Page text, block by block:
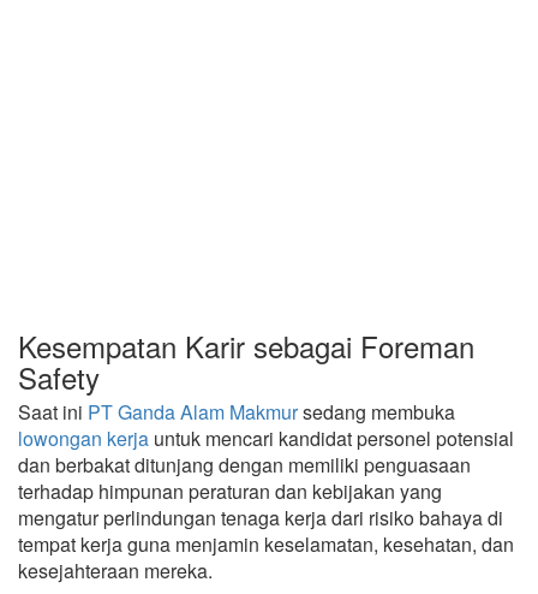
Kesempatan Karir sebagai Foreman
Safety
Saat ini PT Ganda Alam Makmursedang membuka
lowongan kerja untuk mencari kandidat personel potensial
dan berbakat ditunjang dengan memiliki penguasaan
terhadap himpunan peraturan dan kebijakan yang
mengatur perlindungan tenaga kerja dari risiko bahaya di
tempat kerja guna menjamin keselamatan, kesehatan, dan
kesejahteraan mereka.